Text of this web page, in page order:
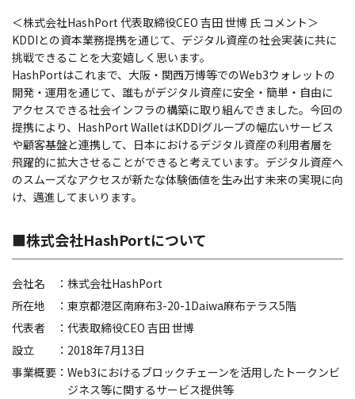
＜株式会社HashPort 代表取締役CEO 吉田 世博 氏 コメント＞
KDDIとの資本業務提携を通じて、デジタル資産の社会実装に共に
挑戦できることを大変嬉しく思います。
HashPortはこれまで、大阪・関西万博等でのWeb3ウォレットの
開発・運用を通じて、誰もがデジタル資産に安全・簡単・自由に
アクセスできる社会インフラの構築に取り組んできました。今回の
提携により、HashPort WalletはKDDIグループの幅広いサービス
や顧客基盤と連携して、日本におけるデジタル資産の利用者層を
飛躍的に拡大させることができると考えています。デジタル資産へ
のスムーズなアクセスが新たな体験価値を生み出す未来の実現に向
け、邁進してまいります。
■株式会社HashPortについて
会社名
：株式会社HashPort
所在地
：東京都港区南麻布3-20-1Daiwa麻布テラス5階
代表者
：代表取締役CEO 吉田 世博
設立
：2018年7月13日
事業概要 ：Web3におけるブロックチェーンを活用したトークンビ
ジネス等に関するサービス提供等